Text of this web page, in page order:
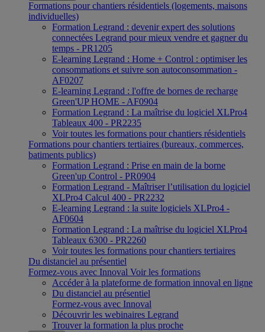
Formations pour chantiers résidentiels (logements, maisons
individuelles)
Formation Legrand : devenir expert des solutions
connectées Legrand pour mieux vendre et gagner du
temps - PR1205
E-learning Legrand : Home + Control : optimiser les
consommations et suivre son autoconsommation -
AF0207
E-learning Legrand : l'offre de bornes de recharge
Green'UP HOME - AF0904
Formation Legrand : La maîtrise du logiciel XLPro4
Tableaux 400 - PR2235
Voir toutes les formations pour chantiers résidentiels
Formations pour chantiers tertiaires (bureaux, commerces,
batiments publics)
Formation Legrand : Prise en main de la borne
Green'up Control - PR0904
Formation Legrand - Maîtriser l’utilisation du logiciel
XLPro4 Calcul 400 - PR2232
E-learning Legrand : la suite logiciels XLPro4 -
AF0604
Formation Legrand : La maîtrise du logiciel XLPro4
Tableaux 6300 - PR2260
Voir toutes les formations pour chantiers tertiaires
Du distanciel au présentiel
Formez-vous avec Innoval Voir les formations
Accéder à la plateforme de formation innoval en ligne
Du distanciel au présentiel
Formez-vous avec Innoval
Découvrir les webinaires Legrand
Trouver la formation la plus proche